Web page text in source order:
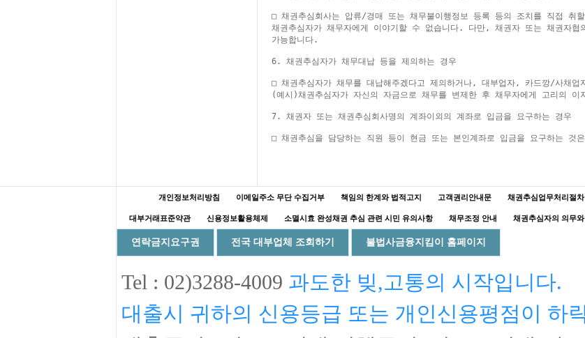
□ 채권추심회사는 압류/경매 또는 채무불이행정보 등록 등의 조치를 직접 취
채권추심자가 채무자에게 이야기할 수 없습니다. 다만, 채권자 또는 채권자
가능합니다.
6. 채권추심자가 채무대납 등을 제의하는 경우
□ 채권추심자가 채무를 대납해주겠다고 제의하거나, 대부업자, 카드깡/사채
(예시)채권추심자가 자신의 자금으로 채무를 변제한 후 채무자에게 고리의 이
7. 채권자 또는 채권추심회사명의 계좌이외의 계좌로 입금을 요구하는 경우
개인정보처리방침 이메일주소 무단 수집거부 책임의 한계와 법적고지 고객권리안내문 채권추심업무처리절
대부거래표준약관 신용정보활용체제 소멸시효 완성채권 추심 관련 시민 유의사항 채무조정 안내 채권추심자의 의무
연락금지요구권 전국 대부업체 조회하기 불법사금융지킴이 홈페이지
Tel : 02)3288-4009 과도한 빚,고통의 시작입니다.
대출시 귀하의 신용등급 또는 개인신용평점이 하